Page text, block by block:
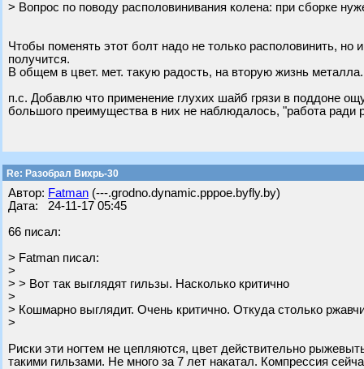
> Вопрос по поводу располовинивания колена: при сборке
Чтобы поменять этот болт надо не только располовинить, но
получится.
В общем в цвет. мет. такую радость, на вторую жизнь
п.с. Добавлю что применение глухих шайб грязи в поддоне
большого преимущества в них не наблюдалось, "работа ради
Re: Разобрал Вихрь-30
Автор: Fatman (---.grodno.dynamic.pppoe.byfly.by)
Дата: 24-11-17 05:45
66 писал:
> Fatman писал:
>
> > Вот так выглядят гильзы. Насколько критично
>
> Кошмарно выглядит. Очень критично. Откуда столько
>
Риски эти ногтем не цепляются, цвет действительно
такими гильзами. Не много за 7 лет накатал. Компрессия